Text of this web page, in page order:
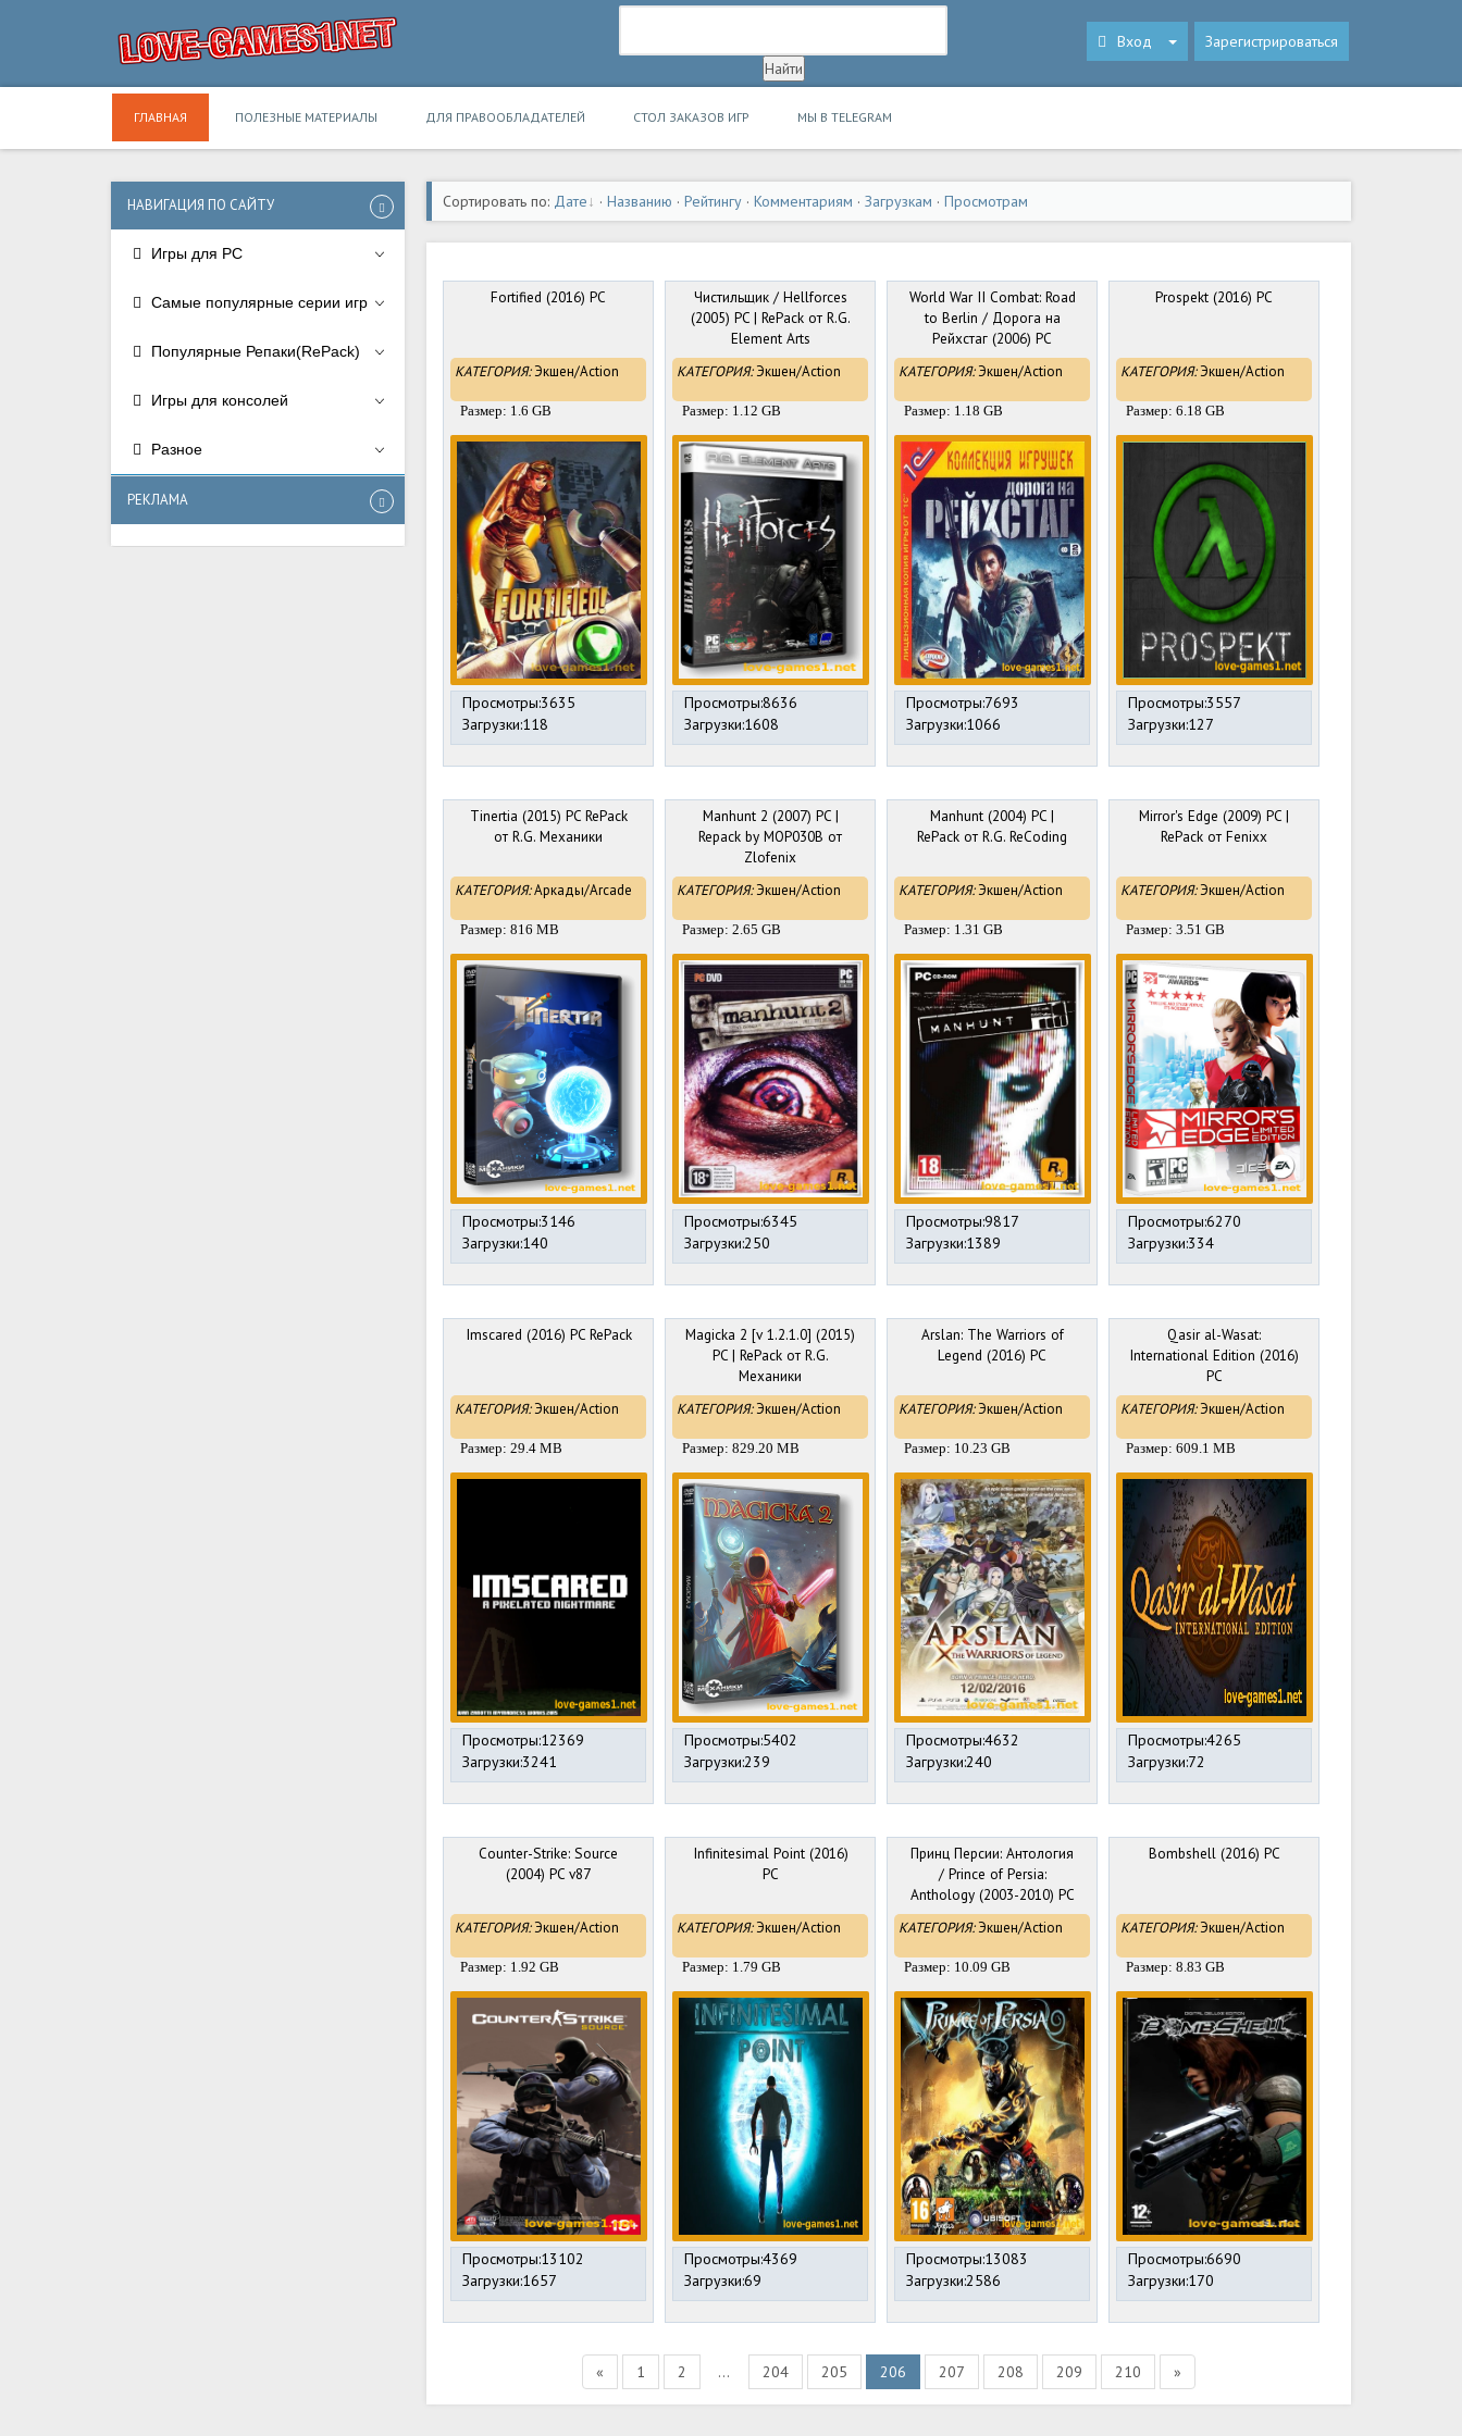
Вход Зарегистрироваться
ГЛАВНАЯ ПОЛЕЗНЫЕ МАТЕРИАЛЫ ДЛЯ ПРАВООБЛАДАТЕЛЕЙ СТОЛ ЗАКАЗОВ ИГР МЫ В TELEGRAM
НАВИГАЦИЯ ПО САЙТУ
Игры для PC
Самые популярные серии игр
Популярные Репаки(RePack)
Игры для консолей
Разное
РЕКЛАМА
Сортировать по: Дате · Названию · Рейтингу · Комментариям · Загрузкам · Просмотрам
Fortified (2016) PC
КАТЕГОРИЯ:Экшен/Action
Размер: 1.6 GB
Просмотры:3635
Загрузки:118
Чистильщик / Hellforces
(2005) PC | RePack от R.G.
Element Arts
КАТЕГОРИЯ:Экшен/Action
Размер: 1.12 GB
Просмотры:8636
Загрузки:1608
World War II Combat: Road
to Berlin / Дорога на
Рейхстаг (2006) PC
КАТЕГОРИЯ:Экшен/Action
Размер: 1.18 GB
Просмотры:7693
Загрузки:1066
Prospekt (2016) PC
КАТЕГОРИЯ:Экшен/Action
Размер: 6.18 GB
Просмотры:3557
Загрузки:127
Tinertia (2015) PC RePack
от R.G. Механики
КАТЕГОРИЯ:Аркады/Arcade
Размер: 816 MB
Просмотры:3146
Загрузки:140
Manhunt 2 (2007) PC |
Repack by MOP030B от
Zlofenix
КАТЕГОРИЯ:Экшен/Action
Размер: 2.65 GB
Просмотры:6345
Загрузки:250
Manhunt (2004) PC |
RePack от R.G. ReСoding
КАТЕГОРИЯ:Экшен/Action
Размер: 1.31 GB
Просмотры:9817
Загрузки:1389
Mirror's Edge (2009) PC |
RePack от Fenixx
КАТЕГОРИЯ:Экшен/Action
Размер: 3.51 GB
Просмотры:6270
Загрузки:334
Imscared (2016) PC RePack
КАТЕГОРИЯ:Экшен/Action
Размер: 29.4 MB
Просмотры:12369
Загрузки:3241
Magicka 2 [v 1.2.1.0] (2015)
PC | RePack от R.G.
Механики
КАТЕГОРИЯ:Экшен/Action
Размер: 829.20 MB
Просмотры:5402
Загрузки:239
Arslan: The Warriors of
Legend (2016) PC
КАТЕГОРИЯ:Экшен/Action
Размер: 10.23 GB
Просмотры:4632
Загрузки:240
Qasir al-Wasat:
International Edition (2016)
PC
КАТЕГОРИЯ:Экшен/Action
Размер: 609.1 MB
Просмотры:4265
Загрузки:72
Counter-Strike: Source
(2004) PC v87
КАТЕГОРИЯ:Экшен/Action
Размер: 1.92 GB
Просмотры:13102
Загрузки:1657
Infinitesimal Point (2016)
PC
КАТЕГОРИЯ:Экшен/Action
Размер: 1.79 GB
Просмотры:4369
Загрузки:69
Принц Персии: Антология
/ Prince of Persia:
Anthology (2003-2010) PC
| RePack от R.G. Механики
КАТЕГОРИЯ:Экшен/Action
Размер: 10.09 GB
Просмотры:13083
Загрузки:2586
Bombshell (2016) PC
КАТЕГОРИЯ:Экшен/Action
Размер: 8.83 GB
Просмотры:6690
Загрузки:170
« 1 2 ... 204 205 206 207 208 209 210 »